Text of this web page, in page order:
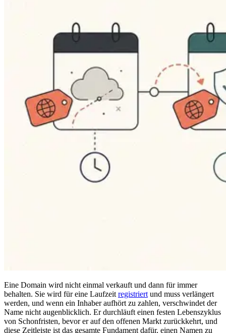
Eine Domain wird nicht einmal verkauft und dann für immer
behalten. Sie wird für eine Laufzeitregistriertund muss verlängert
werden, und wenn ein Inhaber aufhört zu zahlen, verschwindet der
Name nicht augenblicklich. Er durchläuft einen festen Lebenszyklus
von Schonfristen, bevor er auf den offenen Markt zurückkehrt, und
diese Zeitleiste ist das gesamte Fundament dafür, einen Namen zu